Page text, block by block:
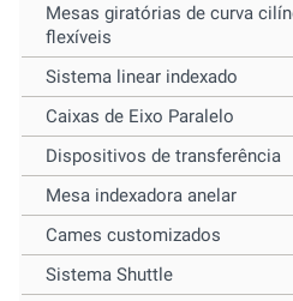
Mesas giratórias de curva
flexíveis
Sistema linear indexado
Caixas de Eixo Paralelo
Dispositivos de transferência
Mesa indexadora anelar
Cames customizados
Sistema Shuttle